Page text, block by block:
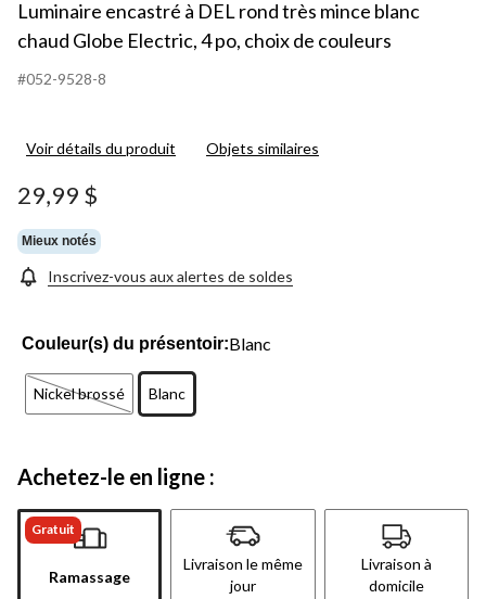
Luminaire encastré à DEL rond très mince blanc
chaud Globe Electric, 4 po, choix de couleurs
#052-9528-8
Voir détails du produit Objets similaires
29,99 $
Mieux notés
Inscrivez-vous aux alertes de soldes
Couleur(s) du présentoir:Blanc
Nickel brossé Blanc
Achetez-le en ligne :
Gratuit
Ramassage
Livraison le même
jour
Livraison à
domicile